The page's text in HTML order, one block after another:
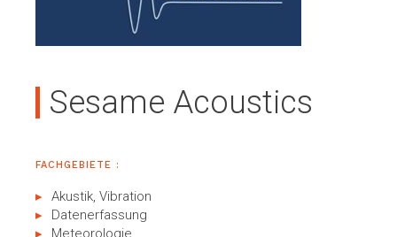
Sesame Acoustics
FACHGEBIETE :
Akustik, Vibration
Datenerfassung
Meteorologie